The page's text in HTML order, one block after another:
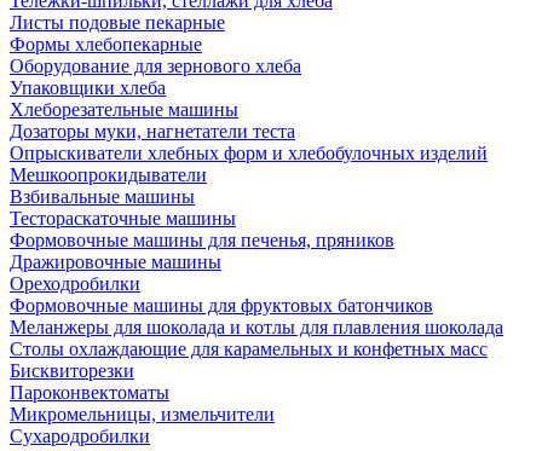
Листы подовые пекарные
Формы хлебопекарные
Оборудование для зернового хлеба
Упаковщики хлеба
Хлеборезательные машины
Дозаторы муки, нагнетатели теста
Опрыскиватели хлебных форм и хлебобулочных изделий
Мешкоопрокидыватели
Взбивальные машины
Тестораскаточные машины
Формовочные машины для печенья, пряников
Дражировочные машины
Ореходробилки
Формовочные машины для фруктовых батончиков
Меланжеры для шоколада и котлы для плавления шоколада
Столы охлаждающие для карамельных и конфетных масс
Бисквиторезки
Пароконвектоматы
Микромельницы, измельчители
Сухародробилки